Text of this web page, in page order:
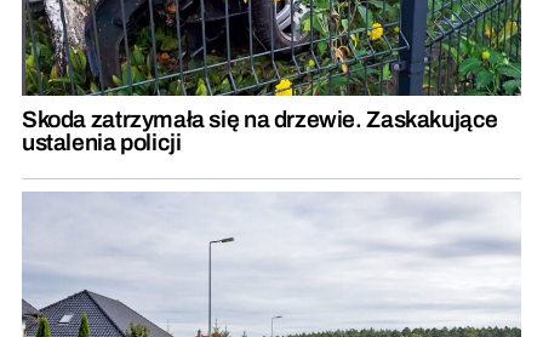
Skoda zatrzymała się na drzewie. Zaskakujące
ustalenia policji